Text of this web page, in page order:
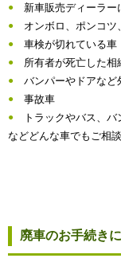
新車販売ディーラ
オンボロ、ポンコツ
車検が切れている車
所有者が死亡した相
バンパーやドアなど
事故車
トラックやバス、
などどんな車でもご相
廃車のお手続き